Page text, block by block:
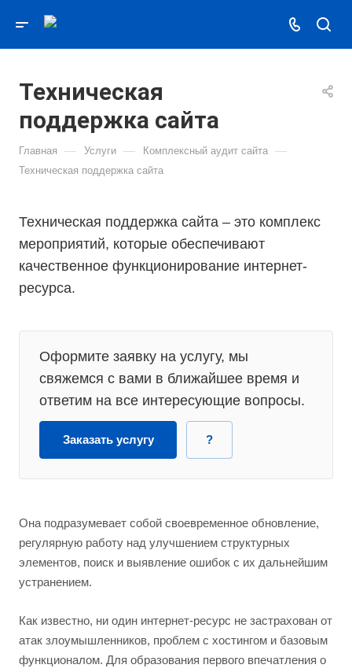
Техническая
поддержка сайта
Главная — Услуги — Комплексный аудит сайта —
Техническая поддержка сайта
Техническая поддержка сайта – это комплекс
мероприятий, которые обеспечивают
качественное функционирование интернет-
ресурса.
Оформите заявку на услугу, мы
свяжемся с вами в ближайшее время и
ответим на все интересующие вопросы.
Заказать услугу ?
Она подразумевает собой своевременное обновление,
регулярную работу над улучшением структурных
элементов, поиск и выявление ошибок с их дальнейшим
устранением.
Как известно, ни один интернет-ресурс не застрахован от
атак злоумышленников, проблем с хостингом и базовым
функционалом. Для образования первого впечатления о